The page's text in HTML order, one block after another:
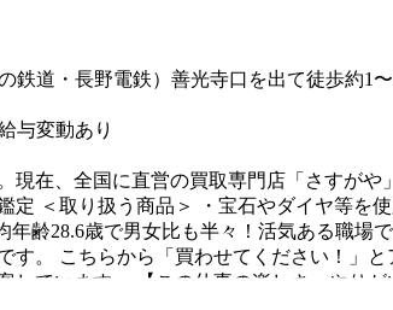
鉄道・長野電鉄）善光寺口を出て徒歩約1
与変動あり
現在、全国に直営の買取専門店「さすが
定 ＜取り扱う商品＞ ・宝石やダイヤ等を
年齢28.6歳で男女比も半々！活気ある職場で
す。
こちらから「買わせてください！」
しています。
【この仕事の楽しさ・やりが